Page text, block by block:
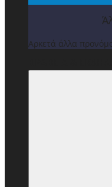
Αρκετά άλλα